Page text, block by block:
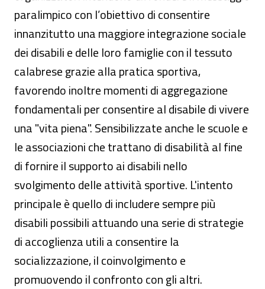
paralimpico con l’obiettivo di consentire
innanzitutto una maggiore integrazione sociale
dei disabili e delle loro famiglie con il tessuto
calabrese grazie alla pratica sportiva,
favorendo inoltre momenti di aggregazione
fondamentali per consentire al disabile di vivere
una "vita piena". Sensibilizzate anche le scuole e
le associazioni che trattano di disabilità al fine
di fornire il supporto ai disabili nello
svolgimento delle attività sportive. L'intento
principale è quello di includere sempre più
disabili possibili attuando una serie di strategie
di accoglienza utili a consentire la
socializzazione, il coinvolgimento e
promuovendo il confronto con gli altri.